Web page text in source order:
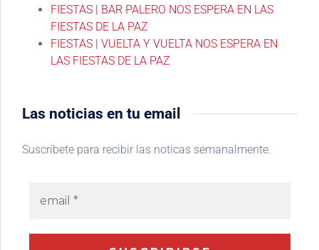
FIESTAS | BAR PALERO NOS ESPERA EN LAS
FIESTAS DE LA PAZ
FIESTAS | VUELTA Y VUELTA NOS ESPERA EN
LAS FIESTAS DE LA PAZ
Las noticias en tu email
Suscríbete para recibir las noticas semanalmente.